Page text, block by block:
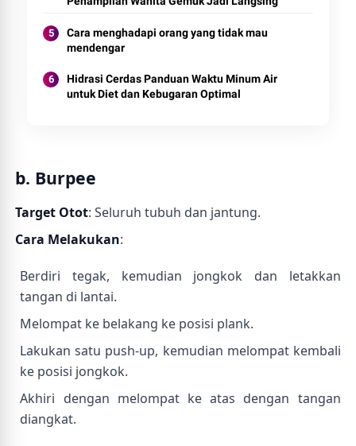
Cara menghadapi orang yang tidak mau
mendengar
Hidrasi Cerdas Panduan Waktu Minum Air
untuk Diet dan Kebugaran Optimal
b. Burpee
Target Otot: Seluruh tubuh dan jantung.
Cara Melakukan:
Berdiri tegak, kemudian jongkok dan letakkan
tangan di lantai.
Melompat ke belakang ke posisi plank.
Lakukan satu push-up, kemudian melompat kembali
ke posisi jongkok.
Akhiri dengan melompat ke atas dengan tangan
diangkat.